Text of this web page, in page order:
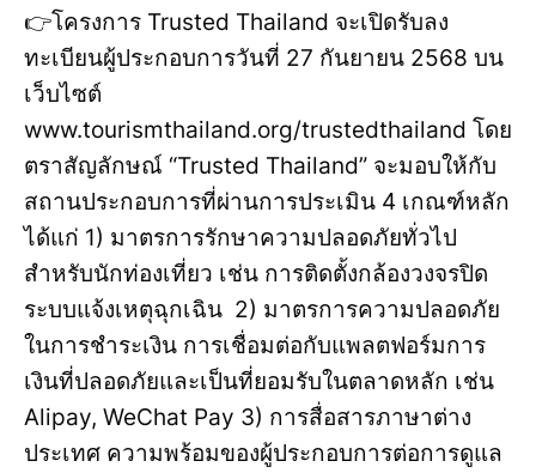
👉โครงการ Trusted Thailand จะเปิดรับลง
ทะเบียนผู้ประกอบการวันที่ 27 กันยายน 2568 บน
เว็บไซต์
www.tourismthailand.org/trustedthailand โดย
ตราสัญลักษณ์ “Trusted Thailand” จะมอบให้กับ
สถานประกอบการที่ผ่านการประเมิน 4 เกณฑ์หลัก
ได้แก่ 1) มาตรการรักษาความปลอดภัยทั่วไป
สำหรับนักท่องเที่ยว เช่น การติดตั้งกล้องวงจรปิด
ระบบแจ้งเหตุฉุกเฉิน 2) มาตรการความปลอดภัย
ในการชำระเงิน การเชื่อมต่อกับแพลตฟอร์มการ
เงินที่ปลอดภัยและเป็นที่ยอมรับในตลาดหลัก เช่น
Alipay, WeChat Pay 3) การสื่อสารภาษาต่าง
ประเทศ ความพร้อมของผู้ประกอบการต่อการดูแล